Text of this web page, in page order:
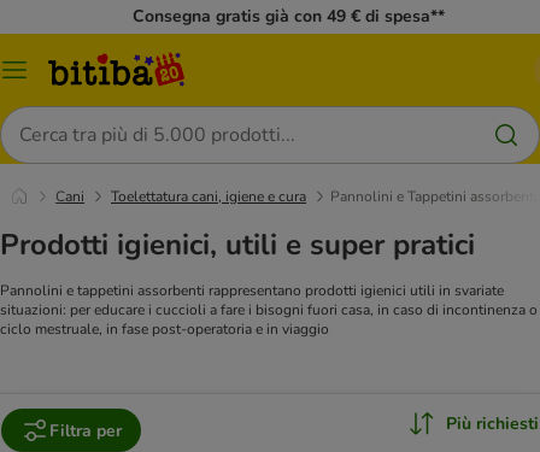
Consegna gratis già con 49 € di spesa**
Overview
Cerca
Cani Toelettatura cani, igiene e cura Pannolini e Tappetini assorbenti
Prodotti igienici, utili e super pratici
Pannolini e tappetini assorbenti rappresentano prodotti igienici utili in svariate
situazioni: per educare i cuccioli a fare i bisogni fuori casa, in caso di incontinenza o
ciclo mestruale, in fase post-operatoria e in viaggio
Filtra per Più richiesti